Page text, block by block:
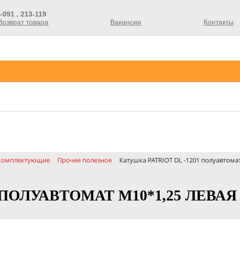
, 213-119
товара
Вакансии Контакты
Прочее полезное Катушка PATRIOT DL -1201
М10*1,25